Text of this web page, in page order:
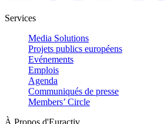
Services
Media Solutions
Projets publics européens
Evénements
Emplois
Agenda
Communiqués de presse
Members’ Circle
À Propos d'Euractiv